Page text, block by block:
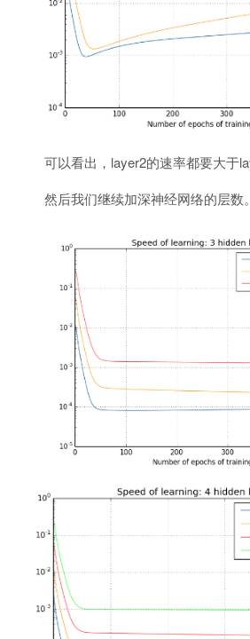
可以看出，layer2的速率都要大于
然后我们继续加深神经网络的层数。